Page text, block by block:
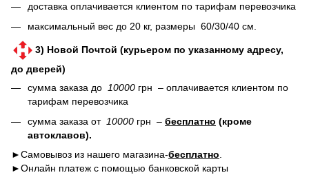
доставка оплачивается клиентом по тарифам перевозчика
максимальный вес до 20 кг, размеры 60/30/40 см.
3) Новой Почтой (курьером по указанному адресу,
до дверей)
сумма заказа до 10000 грн – оплачивается клиентом по
тарифам перевозчика
сумма заказа от 10000 грн – бесплатно (кроме
автоклавов).
►Самовывоз из нашего магазина-бесплатно
►Онлайн платеж с помощью банковской карты